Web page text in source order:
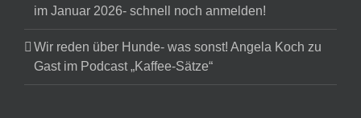
im Januar 2026- schnell noch anmelden!
Wir reden über Hunde- was sonst! Angela Koch zu
Gast im Podcast „Kaffee-Sätze“